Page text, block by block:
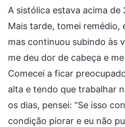
A sistólica estava acima de
Mais tarde, tomei remédio,
mas continuou subindo às
me deu dor de cabeça e
Comecei a ficar
alta e tendo que trabalhar
os dias, pensei: “Se isso
condição piorar e eu não